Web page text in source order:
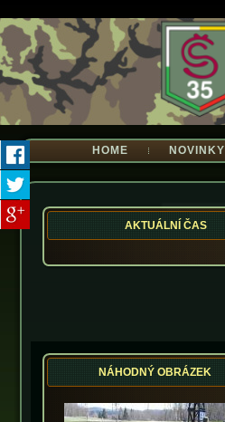
HOME NOVINKY
AKTUÁLNÍ ČAS
NÁHODNÝ OBRÁZEK